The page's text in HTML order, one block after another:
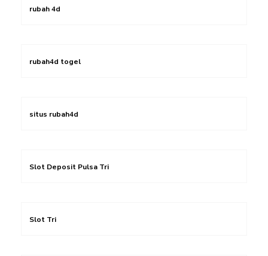
rubah 4d
rubah4d togel
situs rubah4d
Slot Deposit Pulsa Tri
Slot Tri